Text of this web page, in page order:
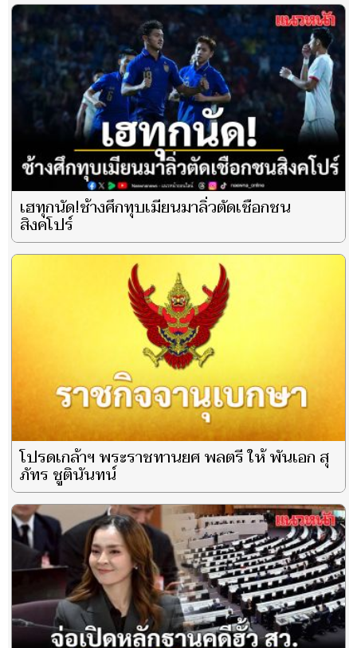
เฮทุกนัด!ช้างศึกทุบเมียนมาลิ่วตัดเชือกชน
สิงคโปร์
โปรดเกล้าฯ พระราชทานยศ พลตรี ให้ พันเอก สุ
ภัทร ชูตินันทน์